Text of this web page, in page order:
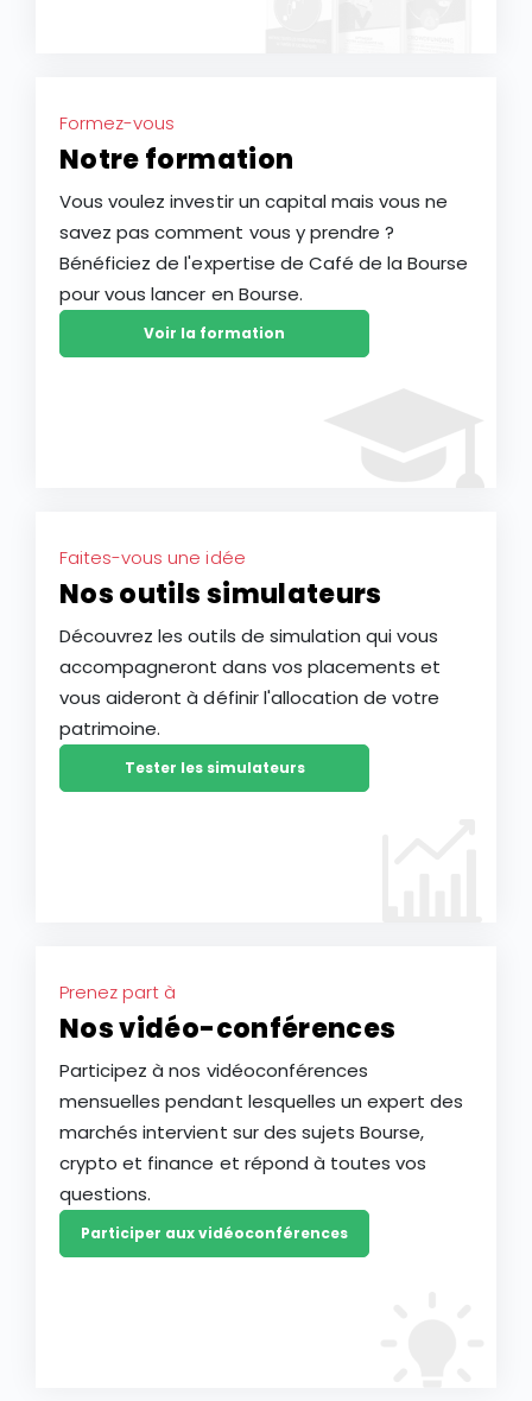
Formez-vous
Notre formation
Vous voulez investir un capital mais vous ne
savez pas comment vous y prendre ?
Bénéficiez de l'expertise de Café de la Bourse
pour vous lancer en Bourse.
Voir la formation
Faites-vous une idée
Nos outils simulateurs
Découvrez les outils de simulation qui vous
accompagneront dans vos placements et
vous aideront à définir l'allocation de votre
patrimoine.
Tester les simulateurs
Prenez part à
Nos vidéo-conférences
Participez à nos vidéoconférences
mensuelles pendant lesquelles un expert des
marchés intervient sur des sujets Bourse,
crypto et finance et répond à toutes vos
questions.
Participer aux vidéoconférences